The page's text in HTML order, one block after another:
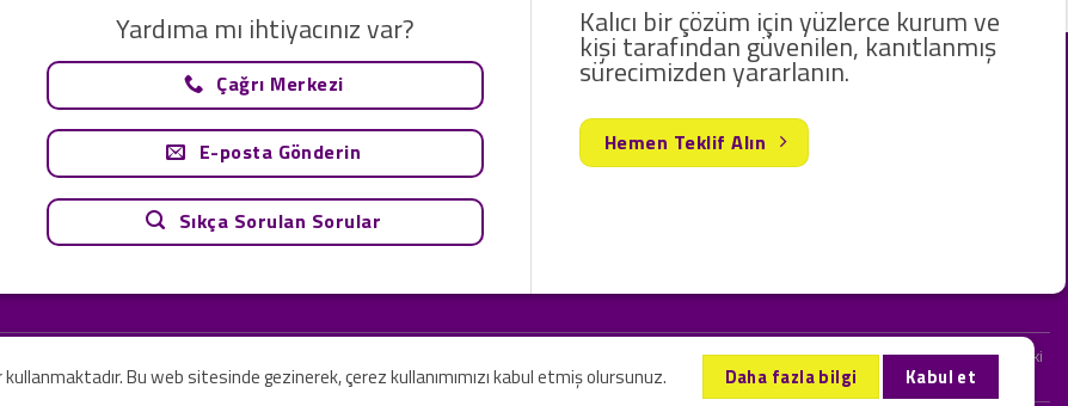
Yardıma mı ihtiyacınız var?
Çağrı Merkezi
E-posta Gönderin
Sıkça Sorulan Sorular
Kalıcı bir çözüm için yüzlerce kurum ve
kişi tarafından güvenilen, kanıtlanmış
sürecimizden yararlanın.
Hemen Teklif Alın
olarak değerlendirilemez. Sadece teknoloji ve danışmanlık şirketi olarak hizmet vermekteyiz. Web sitemizde ve sizinle kurduğumuz iletişimlerdeki
amaçlanmamıştır.Bu web sitesinde gezinerek, çerez kullanımımızı kabul etmiş olursunuz. Daha fazla bilgi Kabul et